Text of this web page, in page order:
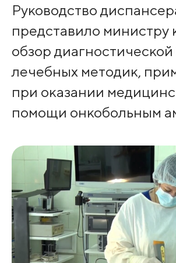
Руководство
представило министру
обзор диагностической
лечебных методик,
при оказании
помощи онкобольным